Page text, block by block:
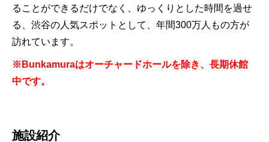
ることができるだけでなく、ゆっくりとした時間を過せ
る、渋谷の人気スポットとして、年間300万人もの方が
訪れています。
※Bunkamuraはオーチャードホールを除き、長期休館
中です。
施設紹介